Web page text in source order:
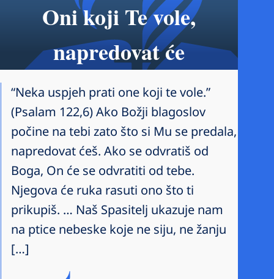
Oni koji Te vole,
napredovat će
“Neka uspjeh prati one koji te vole.”
(Psalam 122,6) Ako Božji blagoslov
počine na tebi zato što si Mu se predala,
napredovat ćeš. Ako se odvratiš od
Boga, On će se odvratiti od tebe.
Njegova će ruka rasuti ono što ti
prikupiš. … Naš Spasitelj ukazuje nam
na ptice nebeske koje ne siju, ne žanju
[…]